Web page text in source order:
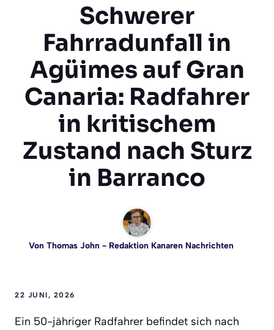
Schwerer
Fahrradunfall in
Agüimes auf Gran
Canaria: Radfahrer
in kritischem
Zustand nach Sturz
in Barranco
Von Thomas John- Redaktion Kanaren Nachrichten
22 JUNI, 2026
Ein 50-jähriger Radfahrer befindet sich nach